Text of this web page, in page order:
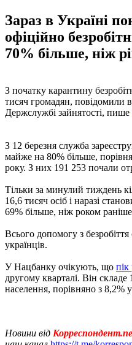
Зараз в Україні
офіційно
70% більше, ніж
З початку карантину
тисяч громадян, повідомили
Держслужбі зайнятості, пише
З 12 березня служба
майже на 80% більше,
року. З них 191 253 почали
Тільки за минулий тиждень
16,6 тисяч осіб і наразі
69% більше, ніж роком
Всього допомогу з
українців.
У Нацбанку очікують, що пік
другому кварталі. Він складе
населення, порівняно з 8,2%
Новини від